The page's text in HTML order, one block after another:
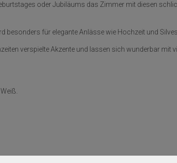
oder Jubiläums das Zimmer mit diesen
besonders für elegante Anlässe wie Hochzeit und
verspielte Akzente und lassen sich wunderbar mit